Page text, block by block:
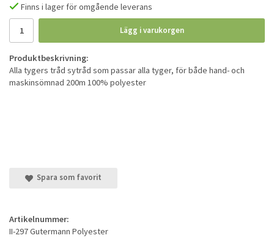
Finns i lager för omgående leverans
Lägg i varukorgen
Produktbeskrivning:
Alla tygers tråd sytråd som passar alla tyger, för både hand- och
maskinsömnad 200m 100% polyester
Spara som favorit
Artikelnummer:
II-297 Gutermann Polyester